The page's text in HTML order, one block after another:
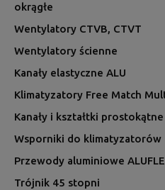
okrągłe
Wentylatory CTVB, CTVT
Wentylatory ścienne
Kanały elastyczne ALU
Klimatyzatory Free Match
Kanały i kształtki prostokątne
Wsporniki do klimatyzatorów
Przewody aluminiowe
Trójnik 45 stopni